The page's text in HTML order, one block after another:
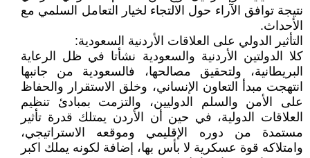
نتيجة توافق الآراء حول الالتجاء لخيار التعامل السلمي مع
الأحداث.
التأثير الدولي على العلاقات الأردنية السعودية:
كلا الدولتين الأردنية والسعودية نشأتا في ظل الرعاية
البريطانية، ولتحقيق مصالحها، فالسعودية من جانبها
انتهجت مبدأ التعاون الإنساني، وخلق الاستقرار والحفاظ
على الأمن والسلم الدوليين، والتزمت بمبادئ تنظيم
العلاقات الدولية، في حين أن الأردن يمتلك قدرة تأثير
مستمدة من دوره الإقليمي وموقعه الاستراتيجي،
وامتلاكه قوة عسكرية لا بأس بها، إضافة لكونه يملك اكبر